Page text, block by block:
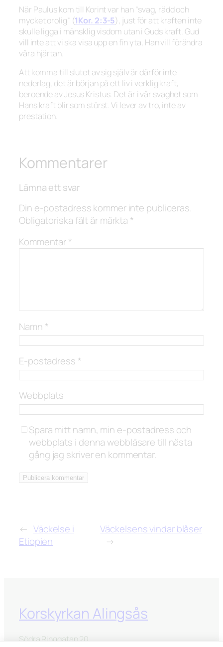
När Paulus kom till Korint var han“svag, rädd och
mycket orolig” (1Kor. 2:3-5), just för att kraften inte
skulle ligga i mänsklig visdom utan i Guds kraft. Gud
vill inte att vi ska visa upp en fin yta, Han vill förändra
våra hjärtan.
Att komma till slutet av sig själv är därför inte
nederlag, det är början på ett liv i verklig kraft,
beroende av Jesus Kristus. Det är i vår svaghet som
Hans kraft blir som störst. Vi lever av tro, inte av
prestation.
Kommentarer
Lämna ett svar
Din e-postadress kommer inte publiceras.
Obligatoriska fält är märkta *
Kommentar*
Namn *
E-postadress *
Webbplats
Spara mitt namn, min e-postadress och
webbplats i denna webbläsare till nästa
gång jag skriver en kommentar.
← Väckelse i
Etiopien
Väckelsens vindar blåser
→
Korskyrkan Alingsås
Södra Ringgatan 20